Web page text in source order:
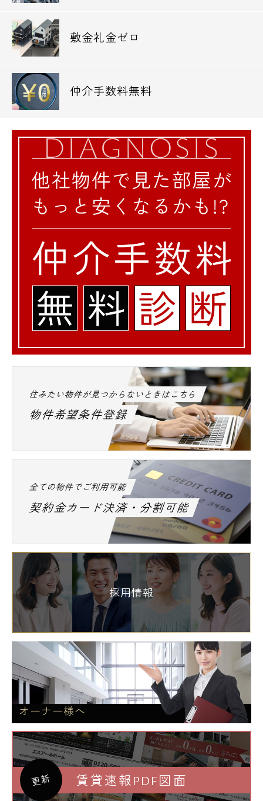
敷金礼金ゼロ
仲介手数料無料
住みたい物件が見つからないときはこちら
物件希望条件登録
全ての物件でご利用可能
契約金カード決済・分割可能
採用情報
オーナー様へ
更新 賃貸速報PDF図面